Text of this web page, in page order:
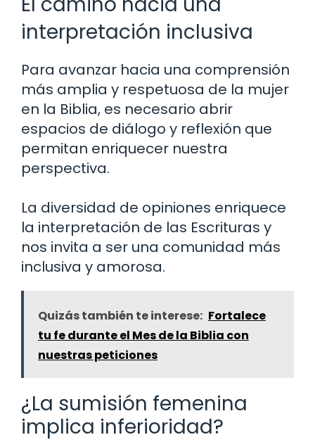
interpretación inclusiva
Para avanzar hacia una comprensión
más amplia y respetuosa de la mujer
en la Biblia, es necesario abrir
espacios de diálogo y reflexión que
permitan enriquecer nuestra
perspectiva.
La diversidad de opiniones enriquece
la interpretación de las Escrituras y
nos invita a ser una comunidad más
inclusiva y amorosa.
Quizás también te interese: Fortalece
tu fe durante el Mes de la Biblia con
nuestras peticiones
¿La sumisión femenina
implica inferioridad?